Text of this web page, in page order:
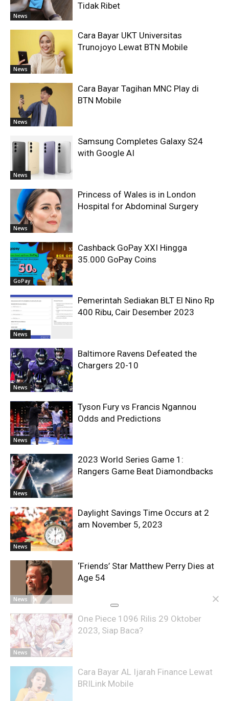
News
Tidak Ribet
News
Cara Bayar UKT Universitas
Trunojoyo Lewat BTN Mobile
News
Cara Bayar Tagihan MNC Play di
BTN Mobile
News
Samsung Completes Galaxy S24
with Google AI
News
Princess of Wales is in London
Hospital for Abdominal Surgery
GoPay
Cashback GoPay XXI Hingga
35.000 GoPay Coins
News
Pemerintah Sediakan BLT El Nino Rp
400 Ribu, Cair Desember 2023
News
Baltimore Ravens Defeated the
Chargers 20-10
News
Tyson Fury vs Francis Ngannou
Odds and Predictions
News
2023 World Series Game 1:
Rangers Game Beat Diamondbacks
News
Daylight Savings Time Occurs at 2
am November 5, 2023
News
‘Friends’ Star Matthew Perry Dies at
Age 54
News
One Piece 1096 Rilis 29 Oktober
2023, Siap Baca?
Cara Bayar AL Ijarah Finance Lewat
BRILink Mobile